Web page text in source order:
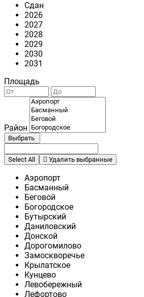
Сдан
2026
2027
2028
2029
2030
2031
Площадь
Район
Выбрать
Select All Удалить выбранные
Аэропорт
Басманный
Беговой
Богородское
Бутырский
Даниловский
Донской
Дорогомилово
Замоскворечье
Крылатское
Кунцево
Левобережный
Лефортово